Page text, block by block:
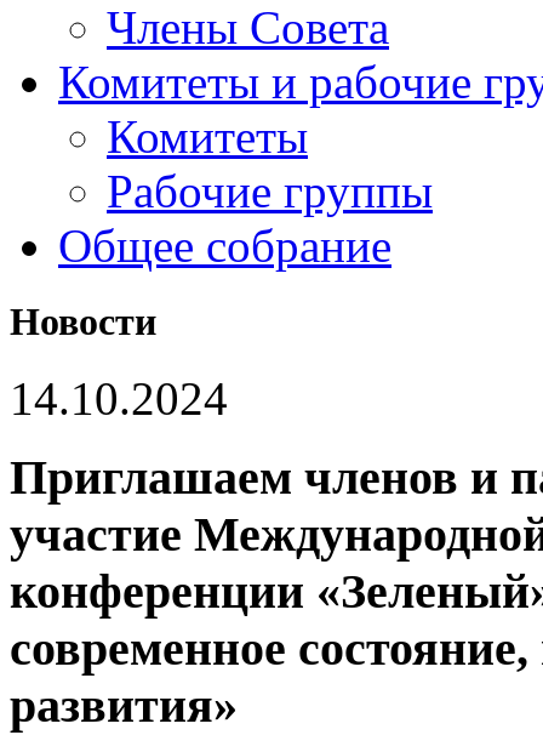
Члены Совета
Комитеты и рабочие
Комитеты
Рабочие группы
Общее собрание
Новости
14.10.2024
Приглашаем членов и
участие
конференции
современное
развития»